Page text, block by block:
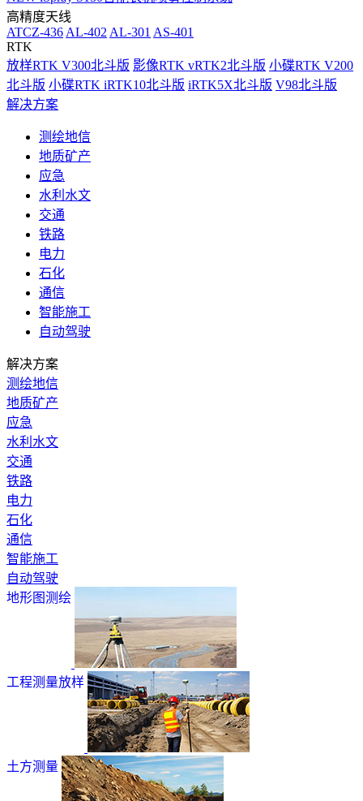
高精度天线
ATCZ-436 AL-402 AL-301 AS-401
RTK
放样RTK V300北斗版 影像RTK vRTK2北斗版 小碟RTK V200
北斗版 小碟RTK iRTK10北斗版 iRTK5X北斗版 V98北斗版
解决方案
测绘地信
地质矿产
应急
水利水文
交通
铁路
电力
石化
通信
智能施工
自动驾驶
解决方案
测绘地信
地质矿产
应急
水利水文
交通
铁路
电力
石化
通信
智能施工
自动驾驶
地形图测绘
工程测量放样
土方测量